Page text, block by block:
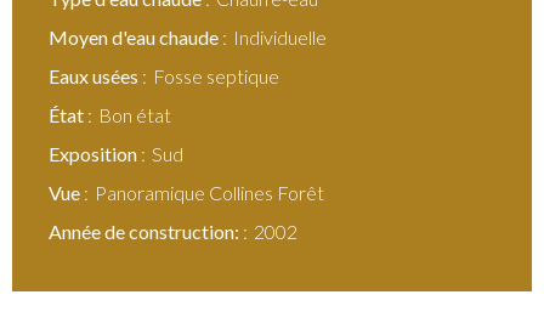
Moyen d'eau chaude
Individuelle
Eaux usées
Fosse septique
État
Bon état
Exposition
Sud
Vue
Panoramique Collines Forêt
Année de construction:
2002